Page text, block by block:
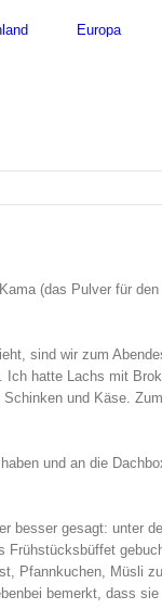
Europa
(das Pulver für
sind wir zum
Ich hatte Lachs mit
und Käse.
und an die
besser gesagt: unter
Frühstücksbüffet
Pfannkuchen, Müsli
bemerkt, dass